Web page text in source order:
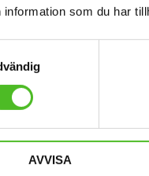
information som du har
AVVISA
till i favoriter
Hoodie
Luvtröja med ett
bröstet.